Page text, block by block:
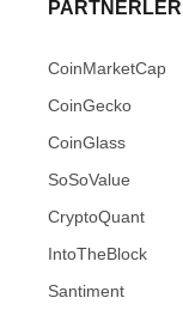
CoinMarketCap
CoinGecko
CoinGlass
SoSoValue
CryptoQuant
IntoTheBlock
Santiment